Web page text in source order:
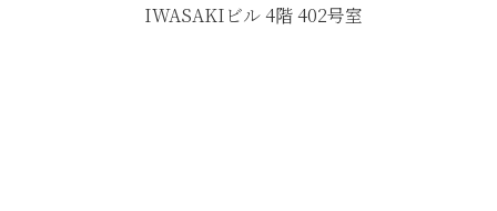
IWASAKIビル 4階 402号室